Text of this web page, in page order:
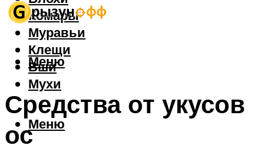
Комары
Муравьи
Клещи
Вши
Мухи
Меню
Меню
Средства от укусов
ос